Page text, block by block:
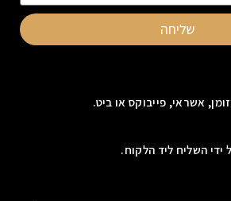
שליחה
אשראי, פייבוקס או ביט.
השליח ליד הלקוח.